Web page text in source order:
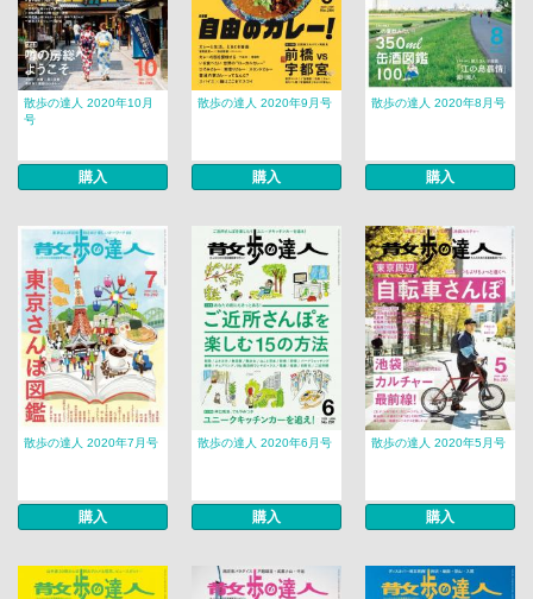
散歩の達人 2020年10月
号
購入
散歩の達人 2020年9月号
購入
散歩の達人 2020年8月号
購入
散歩の達人 2020年7月号
購入
散歩の達人 2020年6月号
購入
散歩の達人 2020年5月号
購入